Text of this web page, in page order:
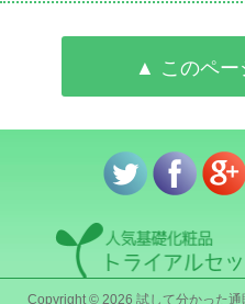
▲ このペー
Copyright © 2026 試して分かった